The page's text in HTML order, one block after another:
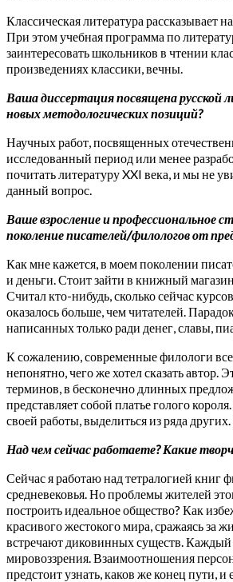
Классическая литература
При этом учебная программа по
заинтересовать школьников в чтении
произведениях классики, вечны.
Ваша диссертация посвящена русской
новых методологических позиций?
Научных работ, посвященных
исследованный период или менее
почитать литературу XXI века, и мы не
данный вопрос.
Ваше взросление и профессиональное
поколение писателей/филологов от
Как мне кажется, в моем поколении
и деньги. Стоит зайти в книжный
Считал кто-нибудь, сколько сейчас
оказалось больше, чем читателей.
написанных только ради денег, славы,
К сожалению, современные филологи
непонятно, чего же хотел сказать автор.
терминов, в бесконечно длинных
представляет собой платье голого
своей работы, выделиться из ряда
Над чем сейчас работаете? Какие
Сейчас я работаю над тетралогией книг
средневековья. Но проблемы жителей
построить идеальное общество? Как
красивого жестокого мира, сражаясь за
встречают диковинных существ. Каждый
мировоззрения. Взаимоотношения
предстоит узнать, каков же конец пути,